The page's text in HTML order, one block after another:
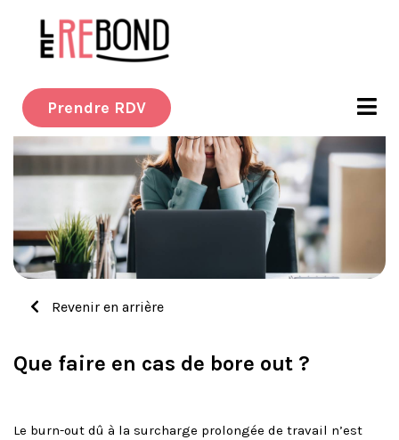
Prendre RDV
Revenir en arrière
Que faire en cas de bore out ?
Le burn-out dû à la surcharge prolongée de travail n’est